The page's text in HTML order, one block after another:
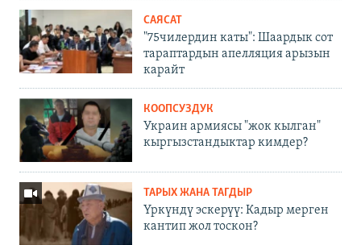
САЯСАТ
"75чилердин каты": Шаардык сот
тараптардын апелляция арызын
карайт
КООПСУЗДУК
Украин армиясы "жок кылган"
кыргызстандыктар кимдер?
ТАРЫХ ЖАНА ТАГДЫР
Үркүндү эскерүү: Кадыр мерген
кантип жол тоскон?